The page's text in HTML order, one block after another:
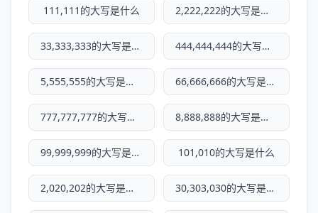
111,111的大写是什么 2,222,222的大写是什么
33,333,333的大写是什么 444,444,444的大写是什么
5,555,555的大写是什么 66,666,666的大写是什么
777,777,777的大写是什么 8,888,888的大写是什么
99,999,999的大写是什么 101,010的大写是什么
2,020,202的大写是什么 30,303,030的大写是什么